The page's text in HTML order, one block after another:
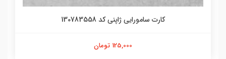
کارت سامورایی ژاپنی کد 130783558
125,000 تومان